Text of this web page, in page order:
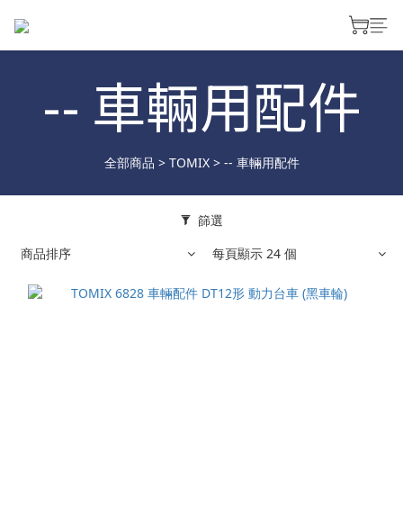
-- 車輛用配件
全部商品 > TOMIX> -- 車輛用配件
篩選
商品排序
每頁顯示 24 個